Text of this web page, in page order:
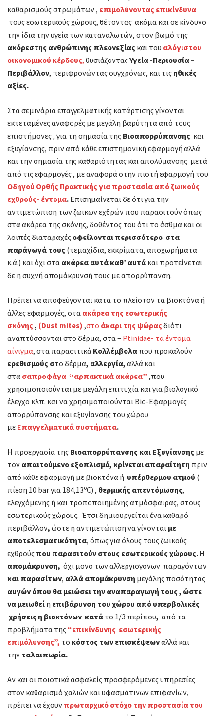
καθαρισμούς στρωμάτων , επιμολύνοντας επικίνδυνα
τους εσωτερικούς χώρους, θέτοντας ακόμα και σε κίνδυνο
την ίδια την υγεία των καταναλωτών, στον βωμό της
ακόρεστης ανθρώπινης πλεονεξίας και του αλόγιστου
οικονομικού κέρδους, θυσιάζονταςΥγεία -Περιουσία –
Περιβάλλον, περιφρονώντας συγχρόνως, και τις ηθικές
αξίες.
Στα σεμινάρια επαγγελματικής κατάρτισης γίνονται
εκτεταμένες αναφορές με μεγάλη βαρύτητα από τους
επιστήμονες , για τη σημασία της Βιοαπορρύπανσης και
εξυγίανσης, πριν από κάθε επιστημονική εφαρμογή αλλά
και την σημασία της καθαριότητας και απολύμανσης μετά
από τις εφαρμογές , με αναφορά στην πιστή εφαρμογή του
Οδηγού Ορθής Πρακτικής για προστασία από ζωικούς
εχθρούς- έντομα. Επισημαίνεται δε ότι για την
αντιμετώπιση των ζωικών εχθρών που παρασιτούν όπως
στα ακάρεα της σκόνης, δοθέντος του ότι το άσθμα και οι
λοιπές διαταραχές οφείλονται περισσότερο στα
παράγωγά τους (τεμαχίδια, εκκρίματα, αποχωρήματα
κ.ά.) και όχι στα ακάρεα αυτά καθ’ αυτά και προτείνεται
δε η συχνή απομάκρυνσή τους με απορρύπανση.
Πρέπει να αποφεύγονται κατά το πλείστον τα βιοκτόνα ή
άλλες εφαρμογές, στα ακάρεα της εσωτερικής
σκόνης , (Dust mites) ,στο άκαρι της ψώρας διότι
αναπτύσσονται στο δέρμα, στα – Ptinidae- τα έντομα
αίνιγμα, στα παρασιτικά Κολλέμβολα που προκαλούν
ερεθισμούς στο δέρμα, αλλεργία, αλλά και
στα σαπροφάγα ‘‘αρπακτικά ακάρεα’’ ,που
χρησιμοποιούνται με μεγάλη επιτυχία και για βιολογικό
έλεγχο κλπ. και να χρησιμοποιούνται Bio-Εφαρμογές
απορρύπανσης και εξυγίανσης του χώρου
με Επαγγελματικά συστήματα.
H προεργασία της Βιοαπορρύπανσης και Εξυγίανσης με
τον απαιτούμενο εξοπλισμό, κρίνεται απαραίτητη πριν
από κάθε εφαρμογή με βιοκτόνα ή υπέρθερμου ατμού (
πίεση 10 bar για 184,13οC) , θερμικής απεντόμωσης,
ελεγχόμενης ή και τροποποιημένης ατμόσφαιρας, στους
εσωτερικούς χώρους. Έτσι δημιουργείται ένα καθαρό
περιβάλλον, ώστε η αντιμετώπιση να γίνονται με
αποτελεσματικότητα, όπως για όλους τους ζωικούς
εχθρούς που παρασιτούν στους εσωτερικούς χώρους. Η
απομάκρυνση, όχι μονό των αλλεργιογόνων παραγόντων
και παρασίτων, αλλά απομάκρυνση μεγάλης ποσότητας
αυγών όπου θα μειώσει την αναπαραγωγή τους , ώστε
να μειωθεί η επιβάρυνση του χώρου από υπερβολικές
χρήσεις η βιοκτόνων κατά το 1/3 περίπου, από τα
προβλήματα της “επικίνδυνης εσωτερικής
επιμόλυνσης”, το κόστος των επισκέψεωναλλά και
την ταλαιπωρία.
Αν και οι ποιοτικά ασφαλείς προσφερόμενες υπηρεσίες
στον καθαρισμό χαλιών και υφασμάτινων επιφανίων,
πρέπει να έχουν πρωταρχικό στόχο την προστασία του